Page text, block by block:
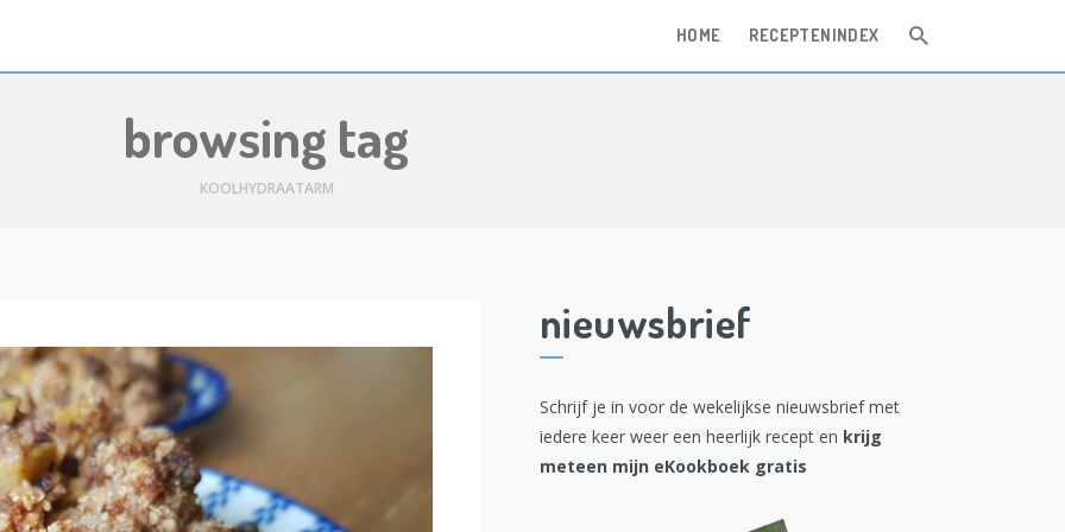
HOME RECEPTENINDEX
browsing tag
KOOLHYDRAATARM
nieuwsbrief
Schrijf je in voor de wekelijkse nieuwsbrief met
iedere keer weer een heerlijk recept en krijg
meteen mijn eKookboek gratis